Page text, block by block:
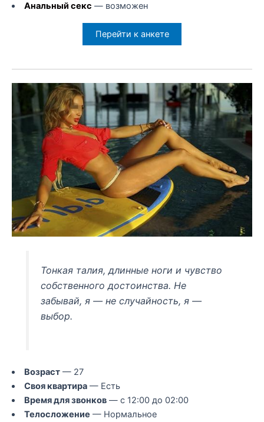
Анальный секс — возможен
Перейти к анкете
Тонкая талия, длинные ноги и чувство
собственного достоинства. Не
забывай, я — не случайность, я —
выбор.
Возраст— 27
Своя квартира— Есть
Время для звонков— с 12:00 до 02:00
Телосложение — Нормальное